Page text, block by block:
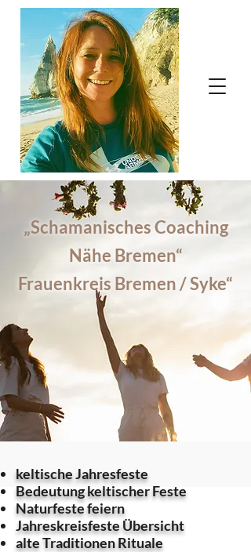
„Schamanisches Coaching
Nähe Bremen“
Frauenkreis Bremen / Syke“
keltische Jahresfeste
Bedeutung keltischer Feste
Naturfeste feiern
Jahreskreisfeste Übersicht
alte Traditionen Rituale